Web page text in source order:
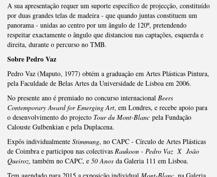
A sua apresentação requer um suporte específico de projecção, constituído
por duas grandes telas de madeira - que quando juntas constituem um
panorama - unidas ao centro por um ângulo de 120º, pretendendo
respeitar exactamente o ângulo que distanciou nas captações, esquerda e
direita, durante o percurso no TMB.
Sobre Pedro Vaz
Pedro Vaz (Maputo, 1977) obtém a graduação em Artes Plásticas Pintura,
pela Faculdade de Belas Artes da Universidade de Lisboa em 2006.
No presente ano é premiado no concurso internacional Beers
Contemporary Award for Emerging Art, em Londres, e recebe apoio para
o desenvolvimento do projecto Tour du Mont-Blanc pela Fundação
Calouste Gulbenkian e pela Duplacena.
Expôs individualmente Stimmung, no CAPC - Círculo de Artes Plásticas
de Coimbra e participou nas colectivas Raukoon - Pedro Vaz X João
Queiroz, também no CAPC, e 50 Anos da Galeria 111 em Lisboa.
Tem agendado para 2015 a exposição individual Mont-Blanc, na Galeria